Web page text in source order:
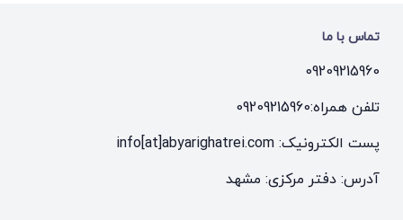
تماس با ما
09209215960
تلفن همراه:09209215960
پست الکترونیک: info[at]abyarighatrei.com
آدرس: دفتر مرکزی: مشهد